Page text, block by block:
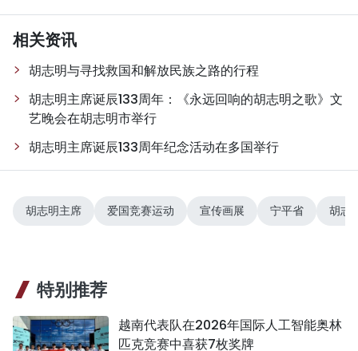
РУССКИЙ
相关资讯
胡志明与寻找救国和解放民族之路的行程
胡志明主席诞辰133周年：《永远回响的胡志明之歌》文
艺晚会在胡志明市举行
胡志明主席诞辰133周年纪念活动在多国举行
胡志明主席 爱国竞赛运动 宣传画展 宁平省 胡志
特别推荐
越南代表队在2026年国际人工智能奥林
匹克竞赛中喜获7枚奖牌